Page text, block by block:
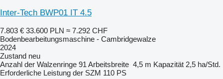
Inter-Tech BWP01 IT 4.5
7.803 € 33.600 PLN ≈ 7.292 CHF
Bodenbearbeitungsmaschine - Cambridgewalze
2024
Zustand neu
Anzahl der Walzenringe 91 Arbeitsbreite 4,5 m Kapazität 2,5 ha/Std.
Erforderliche Leistung der SZM 110 PS